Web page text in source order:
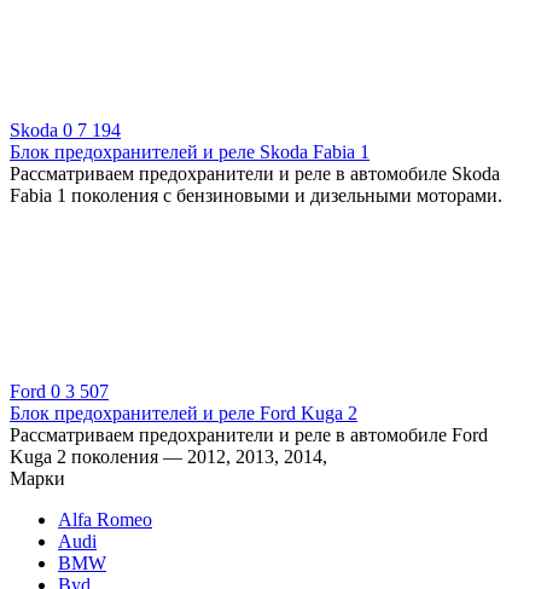
Skoda 0 7 194
Блок предохранителей и реле Skoda Fabia 1
Рассматриваем предохранители и реле в автомобиле Skoda
Fabia 1 поколения с бензиновыми и дизельными моторами.
Ford 0 3 507
Блок предохранителей и реле Ford Kuga 2
Рассматриваем предохранители и реле в автомобиле Ford
Kuga 2 поколения — 2012, 2013, 2014,
Марки
Alfa Romeo
Audi
BMW
Byd